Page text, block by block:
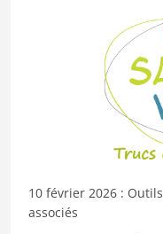
10 février 2026 : Outils
associés